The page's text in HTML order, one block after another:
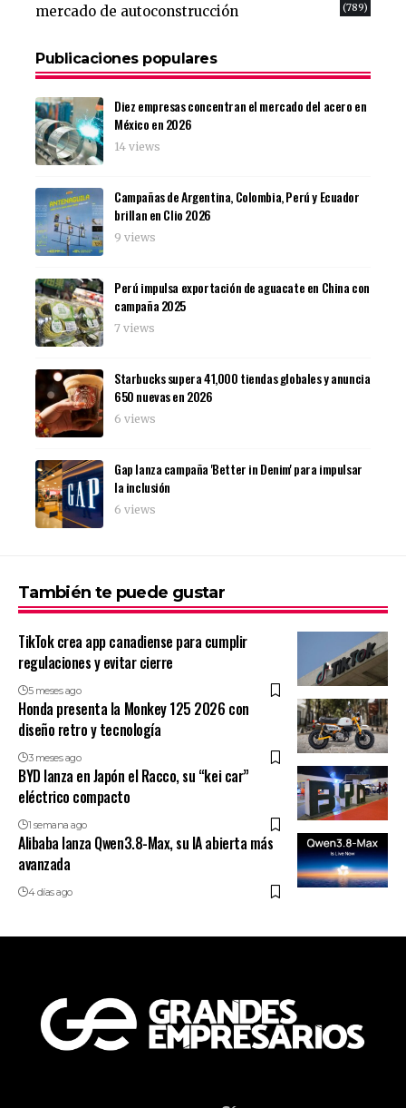
mercado de autoconstrucción
(789)
Publicaciones populares
Diez empresas concentran el mercado del acero en
México en 2026
14 views
Campañas de Argentina, Colombia, Perú y Ecuador
brillan en Clio 2026
9 views
Perú impulsa exportación de aguacate en China con
campaña 2025
7 views
Starbucks supera 41,000 tiendas globales y anuncia
650 nuevas en 2026
6 views
Gap lanza campaña 'Better in Denim' para impulsar
la inclusión
6 views
También te puede gustar
TikTok crea app canadiense para cumplir
regulaciones y evitar cierre
5 meses ago
Honda presenta la Monkey 125 2026 con
diseño retro y tecnología
3 meses ago
BYD lanza en Japón el Racco, su “kei car”
eléctrico compacto
1 semana ago
Alibaba lanza Qwen3.8-Max, su IA abierta más
avanzada
4 días ago